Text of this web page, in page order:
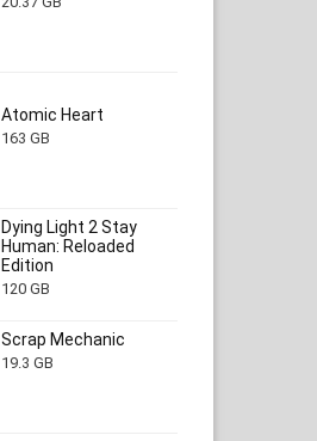
Atomic Heart
163 GB
Dying Light 2 Stay
Human: Reloaded
Edition
120 GB
Scrap Mechanic
19.3 GB